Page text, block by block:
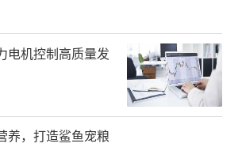
电机控制高质量发
养，打造鲨鱼宠粮